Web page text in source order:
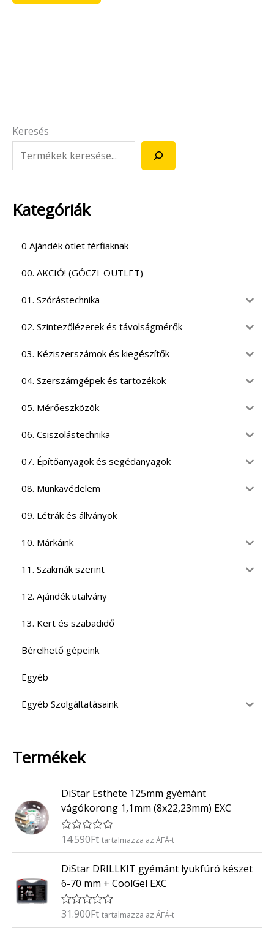
Keresés
Kategóriák
0 Ajándék ötlet férfiaknak
00. AKCIÓ! (GÓCZI-OUTLET)
01. Szórástechnika
02. Szintezőlézerek és távolságmérők
03. Kéziszerszámok és kiegészítők
04. Szerszámgépek és tartozékok
05. Mérőeszközök
06. Csiszolástechnika
07. Építőanyagok és segédanyagok
08. Munkavédelem
09. Létrák és állványok
10. Márkáink
11. Szakmák szerint
12. Ajándék utalvány
13. Kert és szabadidő
Bérelhető gépeink
Egyéb
Egyéb Szolgáltatásaink
Termékek
DiStar Esthete 125mm gyémánt
vágókorong 1,1mm (8x22,23mm) EXC
É
é
k
e
l
s
:
14.590Ft tartalmazza az ÁFÁ-t
DiStar DRILLKIT gyémánt lyukfúró készet
6-70 mm + CoolGel EXC
É
31.900Ft tartalmazza az ÁFÁ-t